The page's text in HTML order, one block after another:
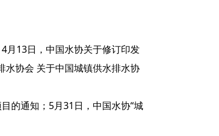
月13日，中国水协关于修订印发
水协会 关于中国城镇供水排水协
的通知；5月31日，中国水协“城